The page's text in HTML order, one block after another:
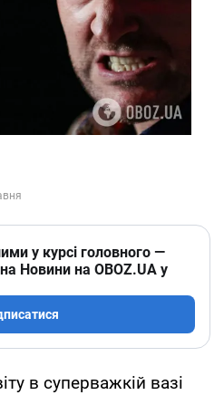
у курсі головного —
Новини на OBOZ.UA у
в суперважкій вазі